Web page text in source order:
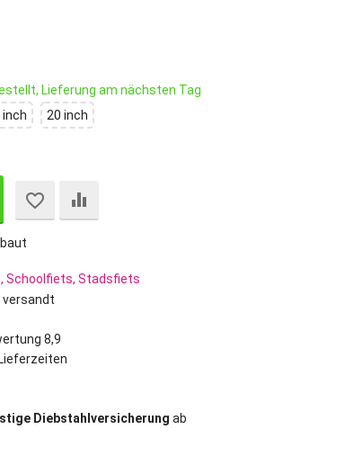
Lieferung am nächsten Tag
inch 20 inch
Schoolfiets, Stadsfiets
versandt
8,9
Diebstahlversicherung ab